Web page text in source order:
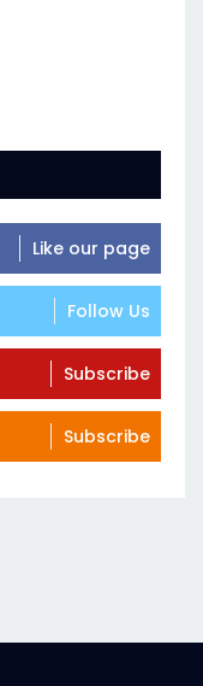
Like our page
Follow Us
Subscribe
Subscribe